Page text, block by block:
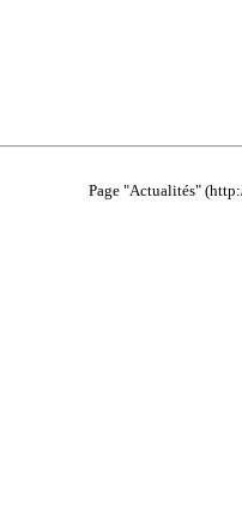
Page "Actualités"